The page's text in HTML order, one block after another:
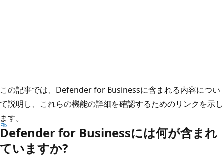
この記事では、Defender for Businessに含まれる内容につい
て説明し、これらの機能の詳細を確認するためのリンクを示し
ます。
Defender for Businessには何が含まれ
ていますか?